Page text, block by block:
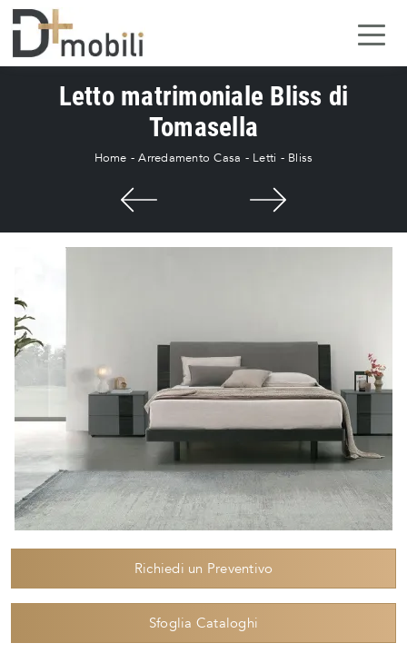
Letto matrimoniale Bliss di
Tomasella
Home -Arredamento Casa - Letti - Bliss
Richiedi un Preventivo
Sfoglia Cataloghi